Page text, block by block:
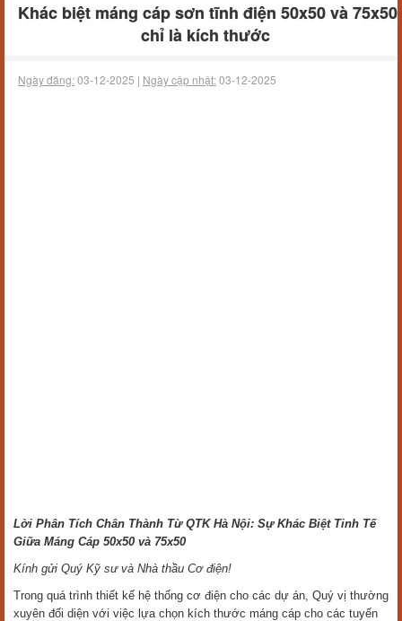
Khác biệt máng cáp sơn tĩnh điện 50x50 và 75x50
chỉ là kích thước
Ngày đăng:03-12-2025 | Ngày cập nhật:03-12-2025
Lời Phân Tích Chân Thành Từ QTK Hà Nội: Sự Khác Biệt Tinh Tế
Giữa Máng Cáp 50x50 và 75x50
Kính gửi Quý Kỹ sư và Nhà thầu Cơ điện!
Trong quá trình thiết kế hệ thống cơ điện cho các dự án, Quý vị thường
xuyên đối diện với việc lựa chọn kích thước máng cáp cho các tuyến